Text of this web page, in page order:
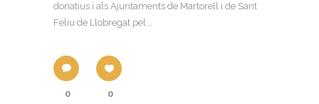
donatius i als Ajuntaments de Martorell i de Sant
Feliu de Llobregat pel...
0 0